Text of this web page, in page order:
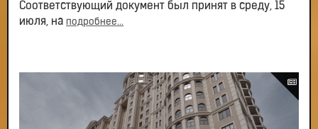
Соответствующий документ был принят в среду, 15
июля, на подробнее...